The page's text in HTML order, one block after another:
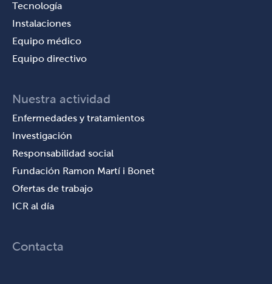
Tecnología
Instalaciones
Equipo médico
Equipo directivo
Nuestra actividad
Enfermedades y tratamientos
Investigación
Responsabilidad social
Fundación Ramon Martí i Bonet
Ofertas de trabajo
ICR al día
Contacta